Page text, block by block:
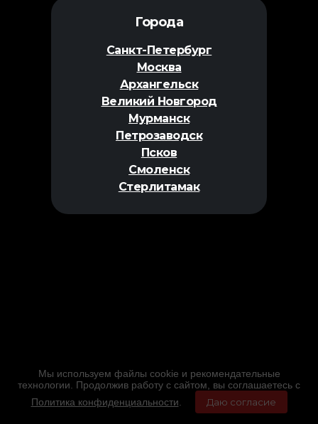
Города
Санкт-Петербург
Москва
Архангельск
Великий Новгород
Мурманск
Петрозаводск
Псков
Смоленск
Стерлитамак
Мы используем файлы cookie и рекомендательные
технологии. Продолжив работу с сайтом, вы соглашаетесь с
Политика конфиденциальности
Даю согласие